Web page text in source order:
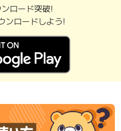
ロード突破!
ンロードしよう!